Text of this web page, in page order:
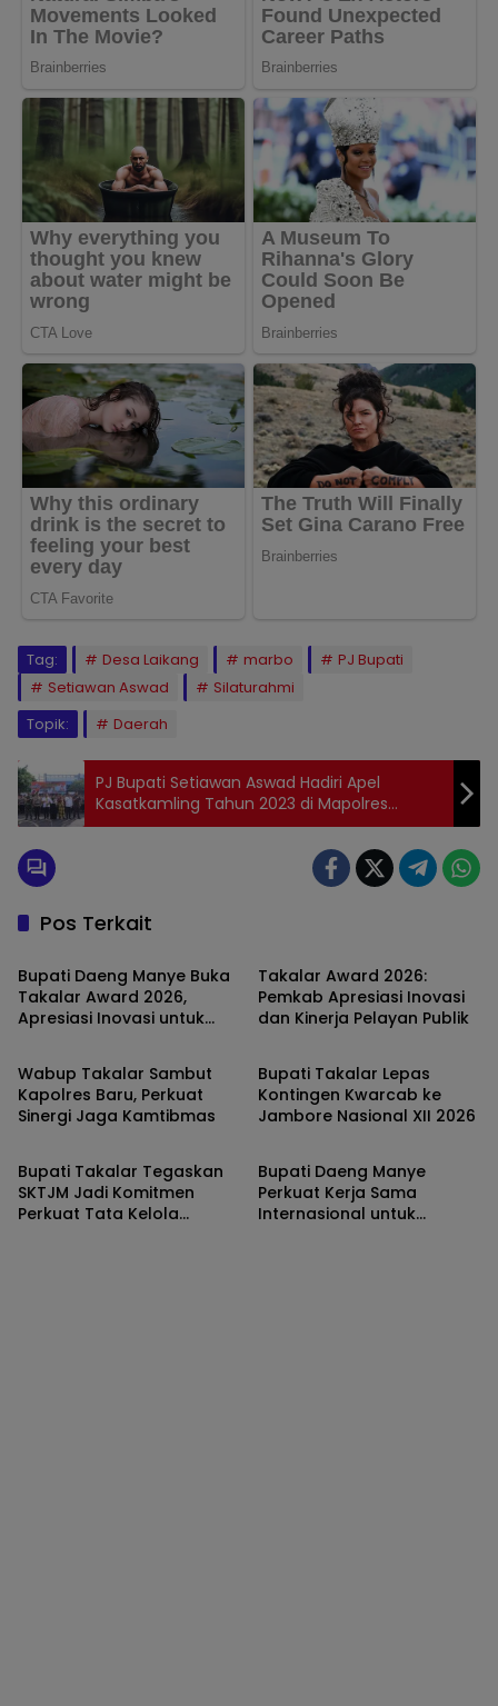
Tag: Desa Laikang marbo
PJ Bupati
Setiawan Aswad
Silaturahmi
Topik:
Daerah
PJ Bupati Setiawan Aswad Hadiri Apel
Kasatkamling Tahun 2023 di Mapolres
Takalar
Pos Terkait
TAKALAR
Bupati Daeng Manye Buka
Takalar Award 2026,
Apresiasi Inovasi untuk
Takalar Award 2026:
Pemkab Apresiasi Inovasi
dan Kinerja Pelayan Publik
TAKALAR
Wabup Takalar Sambut
Kapolres Baru, Perkuat
Sinergi Jaga Kamtibmas
TAKALAR
Bupati Takalar Lepas
Kontingen Kwarcab ke
Jambore Nasional XII 2026
TAKALAR
Bupati Takalar Tegaskan
SKTJM Jadi Komitmen
Perkuat Tata Kelola
TAKALAR
Bupati Daeng Manye
Perkuat Kerja Sama
Internasional untuk